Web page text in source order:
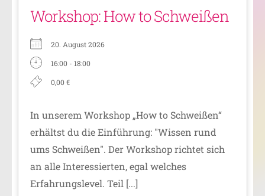
Workshop: How to Schweißen
20. August 2026
16:00 - 18:00
0,00 €
In unserem Workshop „How to Schweißen“
erhältst du die Einführung: "Wissen rund
ums Schweißen". Der Workshop richtet sich
an alle Interessierten, egal welches
Erfahrungslevel. Teil [...]